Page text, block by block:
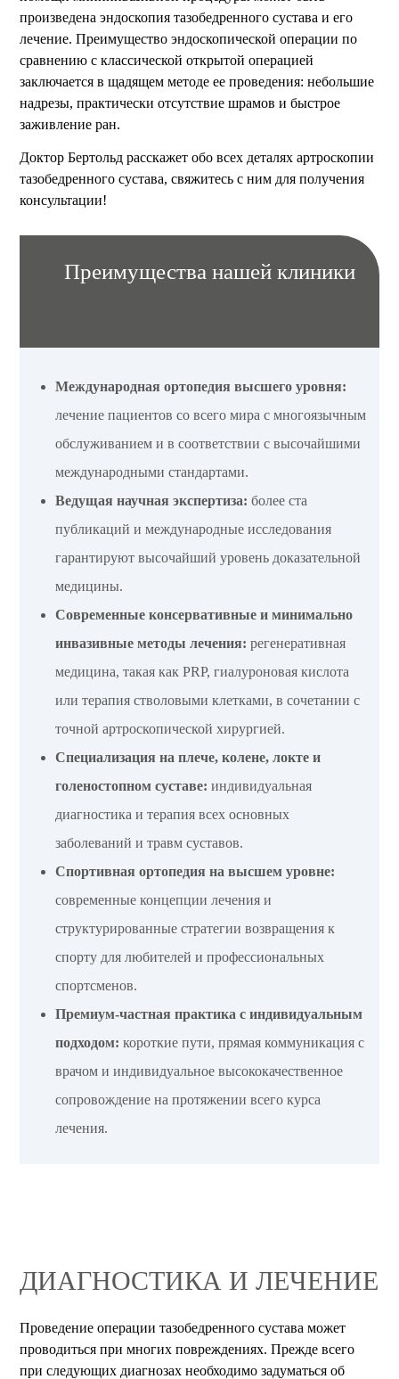
произведена эндоскопия тазобедренного сустава и его
лечение. Преимущество эндоскопической операции по
сравнению с классической открытой операцией
заключается в щадящем методе ее проведения: небольшие
надрезы, практически отсутствие шрамов и быстрое
заживление ран.
Доктор Бертольд расскажет обо всех деталях артроскопии
тазобедренного сустава, свяжитесь с ним для получения
консультации!
Преимущества нашей клиники
Международная ортопедия высшего уровня:
лечение пациентов со всего мира с многоязычным
обслуживанием и в соответствии с высочайшими
международными стандартами.
Ведущая научная экспертиза: более ста
публикаций и международные исследования
гарантируют высочайший уровень доказательной
медицины.
Современные консервативные и минимально
инвазивные методы лечения: регенеративная
медицина, такая как PRP, гиалуроновая кислота
или терапия стволовыми клетками, в сочетании с
точной артроскопической хирургией.
Специализация на плече, колене, локте и
голеностопном суставе: индивидуальная
диагностика и терапия всех основных
заболеваний и травм суставов.
Спортивная ортопедия на высшем уровне:
современные концепции лечения и
структурированные стратегии возвращения к
спорту для любителей и профессиональных
спортсменов.
Премиум-частная практика с индивидуальным
подходом: короткие пути, прямая коммуникация с
врачом и индивидуальное высококачественное
сопровождение на протяжении всего курса
лечения.
ДИАГНОСТИКА И ЛЕЧЕНИЕ
Проведение операции тазобедренного сустава может
проводиться при многих повреждениях. Прежде всего
при следующих диагнозах необходимо задуматься об